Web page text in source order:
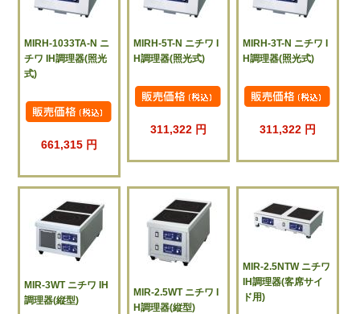
MIRH-1033TA-N ニ
チワ IH調理器(照光
式)
661,315 円
MIRH-5T-N ニチワ I
H調理器(照光式)
311,322 円
MIRH-3T-N ニチワ I
H調理器(照光式)
311,322 円
MIR-3WT ニチワ IH
調理器(縦型)
MIR-2.5WT ニチワ I
H調理器(縦型)
MIR-2.5NTW ニチワ
IH調理器(客席サイ
ド用)